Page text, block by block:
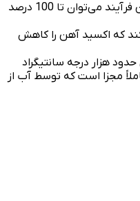
در فرآیند میدرکس یا HYL، عموماً توصیه می‌شود از گندله‌های پخته شده با کیفیت بالا و حداکثر حدود 30 درصد کلوخه سنگ آهن استفاده شود. در این فرآیند می‌توان تا 100 درصد
که اکسید آهن را کاهش
هزار درجه سانتیگراد
مجزا است که توسط آب از